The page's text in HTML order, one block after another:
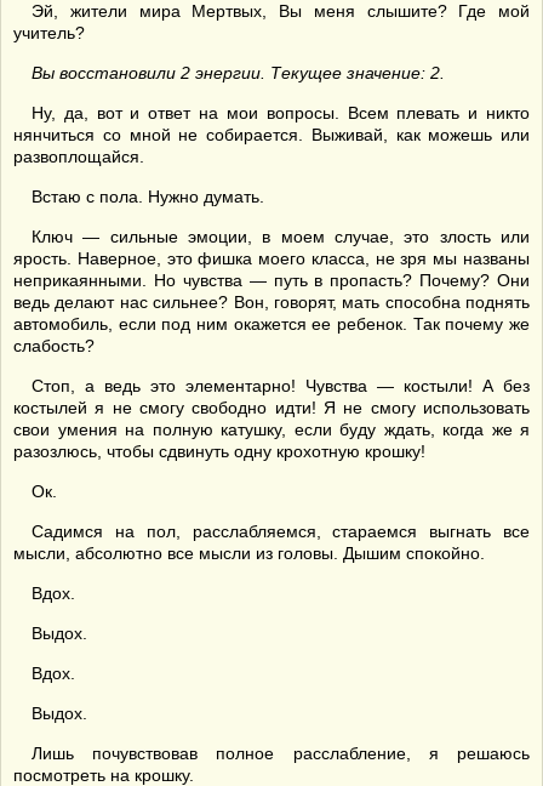
Эй, жители мира Мертвых, Вы меня слышите? Где мой
учитель?
Вы восстановили 2 энергии. Текущее значение: 2.
Ну, да, вот и ответ на мои вопросы. Всем плевать и никто
нянчиться со мной не собирается. Выживай, как можешь или
развоплощайся.
Встаю с пола. Нужно думать.
Ключ — сильные эмоции, в моем случае, это злость или
ярость. Наверное, это фишка моего класса, не зря мы названы
неприкаянными. Но чувства — путь в пропасть? Почему? Они
ведь делают нас сильнее? Вон, говорят, мать способна поднять
автомобиль, если под ним окажется ее ребенок. Так почему же
слабость?
Стоп, а ведь это элементарно! Чувства — костыли! А без
костылей я не смогу свободно идти! Я не смогу использовать
свои умения на полную катушку, если буду ждать, когда же я
разозлюсь, чтобы сдвинуть одну крохотную крошку!
Ок.
Садимся на пол, расслабляемся, стараемся выгнать все
мысли, абсолютно все мысли из головы. Дышим спокойно.
Вдох.
Выдох.
Вдох.
Выдох.
Лишь почувствовав полное расслабление, я решаюсь
посмотреть на крошку.